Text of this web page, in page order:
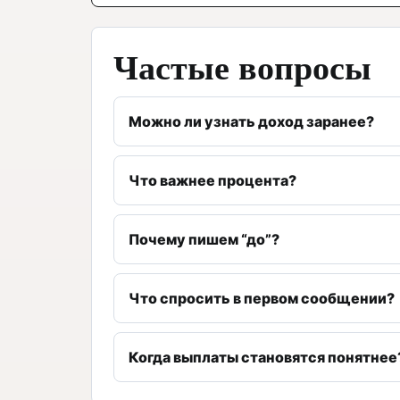
Частые вопросы
Можно ли узнать доход заранее?
Что важнее процента?
Почему пишем “до”?
Что спросить в первом сообщении?
Когда выплаты становятся